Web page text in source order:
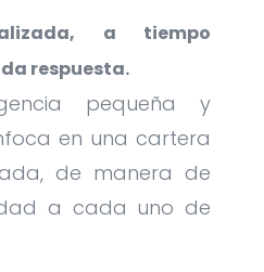
a tiempo
respuesta.
pequeña y
en una cartera
de manera de
a cada uno de